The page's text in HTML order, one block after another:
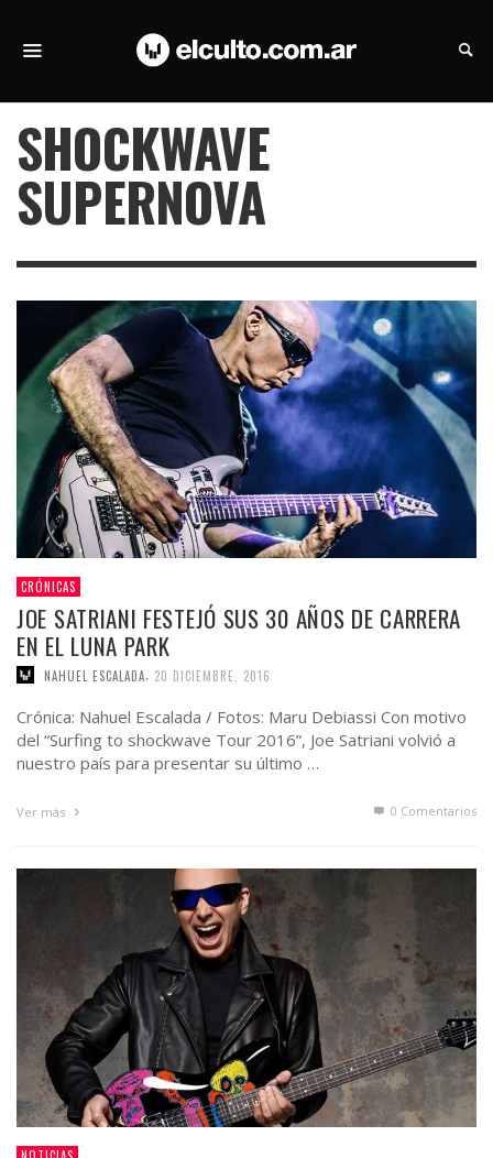
SHOCKWAVE
SUPERNOVA
CRÓNICAS
JOE SATRIANI FESTEJÓ SUS 30 AÑOS DE CARRERA
EN EL LUNA PARK
NAHUEL ESCALADA 20 DICIEMBRE, 2016
Crónica: Nahuel Escalada / Fotos: Maru Debiassi Con motivo
del “Surfing to shockwave Tour 2016”, Joe Satriani volvió a
nuestro país para presentar su último …
Ver más 0 Comentarios